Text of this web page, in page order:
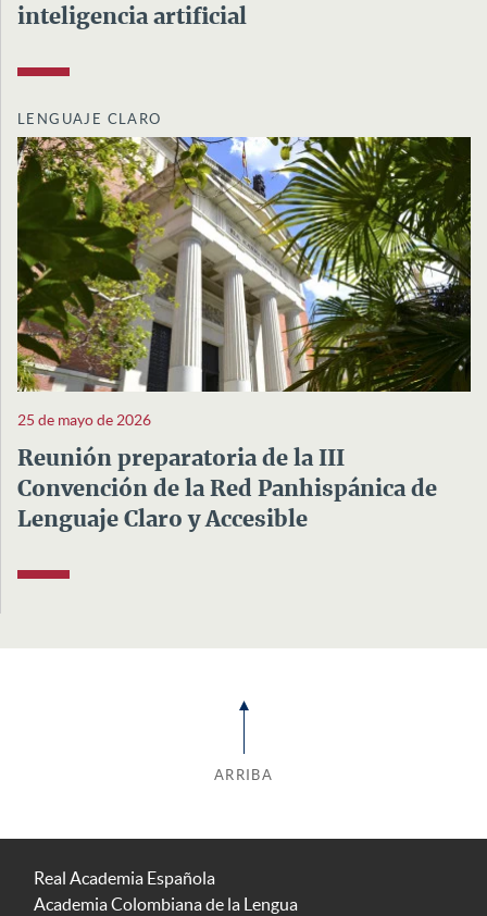
inteligencia artificial
LENGUAJE CLARO
25 de mayo de 2026
Reunión preparatoria de la III
Convención de la Red Panhispánica de
Lenguaje Claro y Accesible
ARRIBA
Real Academia Española
Academia Colombiana de la Lengua